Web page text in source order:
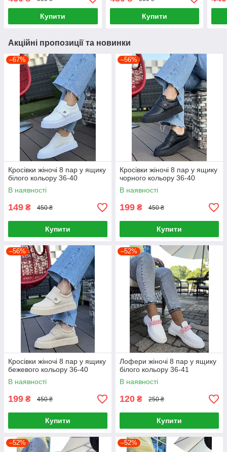
Купити Купити
Акційні пропозиції та новинки
–67%
Кросівки жіночі 8 пар у ящику
білого кольору 36-40
В наявності
149 ₴ 450 ₴
Купити
–56%
Кросівки жіночі 8 пар у ящику
чорного кольору 36-40
В наявності
199 ₴ 450 ₴
Купити
–56%
Кросівки жіночі 8 пар у ящику
бежевого кольору 36-40
В наявності
199 ₴ 450 ₴
Купити
–52%
Лофери жіночі 8 пар у ящику
білого кольору 36-41
В наявності
120 ₴ 250 ₴
Купити
–52% –52%